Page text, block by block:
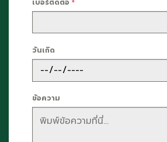
เบอร์ติดต่อ *
วันเกิด
ข้อความ